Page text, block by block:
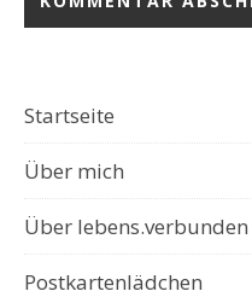
Startseite
Über mich
Über lebens.verbunden
Postkartenlädchen